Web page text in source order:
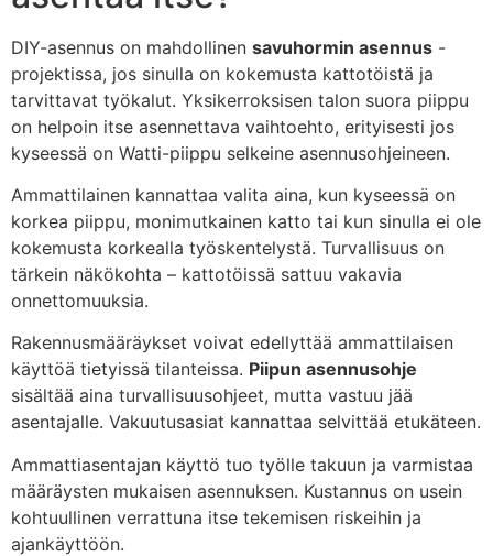
DIY-asennus on mahdollinen savuhormin asennus -
projektissa, jos sinulla on kokemusta kattotöistä ja
tarvittavat työkalut. Yksikerroksisen talon suora piippu
on helpoin itse asennettava vaihtoehto, erityisesti jos
kyseessä on Watti-piippu selkeine asennusohjeineen.
Ammattilainen kannattaa valita aina, kun kyseessä on
korkea piippu, monimutkainen katto tai kun sinulla ei ole
kokemusta korkealla työskentelystä. Turvallisuus on
tärkein näkökohta – kattotöissä sattuu vakavia
onnettomuuksia.
Rakennusmääräykset voivat edellyttää ammattilaisen
käyttöä tietyissä tilanteissa. Piipun asennusohje
sisältää aina turvallisuusohjeet, mutta vastuu jää
asentajalle. Vakuutusasiat kannattaa selvittää etukäteen.
Ammattiasentajan käyttö tuo työlle takuun ja varmistaa
määräysten mukaisen asennuksen. Kustannus on usein
kohtuullinen verrattuna itse tekemisen riskeihin ja
ajankäyttöön.